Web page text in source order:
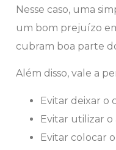
Nesse caso, uma
um bom prejuízo
cubram boa parte
Além disso, vale a
Evitar deixar o
Evitar utilizar
Evitar colocar